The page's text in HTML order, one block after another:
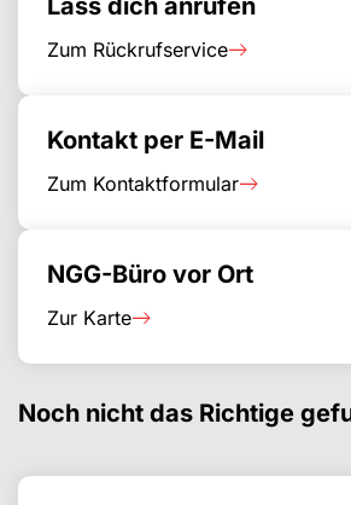
Lass dich anrufen
Zum Rückrufservice
Kontakt per E-Mail
Zum Kontaktformular
NGG-Büro vor Ort
Zur Karte
Noch nicht das Richtige
Search for